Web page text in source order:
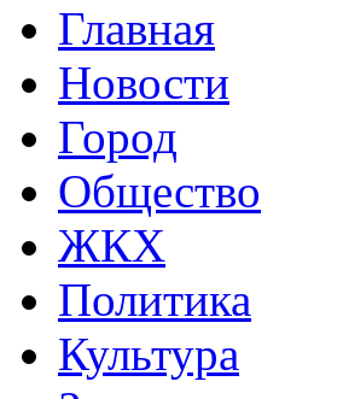
Главная
Новости
Город
Общество
ЖКХ
Политика
Культура